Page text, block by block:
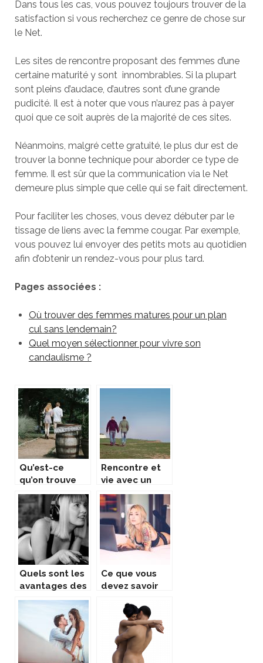
Dans tous les cas, vous pouvez toujours trouver de la
satisfaction si vous recherchez ce genre de chose sur
le Net.
Les sites de rencontre proposant des femmes d’une
certaine maturité y sont innombrables. Si la plupart
sont pleins d’audace, d’autres sont d’une grande
pudicité. Il est à noter que vous n’aurez pas à payer
quoi que ce soit auprès de la majorité de ces sites.
Néanmoins, malgré cette gratuité, le plus dur est de
trouver la bonne technique pour aborder ce type de
femme. Il est sûr que la communication via le Net
demeure plus simple que celle qui se fait directement.
Pour faciliter les choses, vous devez débuter par le
tissage de liens avec la femme cougar. Par exemple,
vous pouvez lui envoyer des petits mots au quotidien
afin d’obtenir un rendez-vous pour plus tard.
Pages associées :
Où trouver des femmes matures pour un plan
cul sans lendemain?
Quel moyen sélectionner pour vivre son
candaulisme ?
Qu’est-ce
qu’on trouve
sur les sites
adultes ?
Rencontre et
vie avec un
transgenre
Quels sont les
avantages des
jeux vidéo de
sexe pour le
couple ?
Ce que vous
devez savoir
jeux pour
adultes